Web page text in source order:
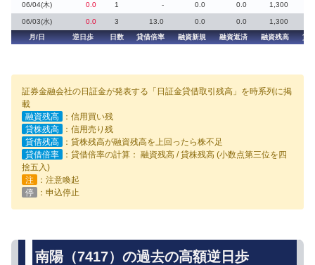
06/04(木) 0.0 1 - 0.0 0.0 1,300
06/03(水) 0.0 3 13.0 0.0 0.0
1,300
月/日
逆日歩 日数 貸借倍率 融資新規 融資返済 融資残高 貸
証券金融会社の日証金が発表する「日証金貸借取引残高」を時系列に掲
載
融資残高
：信用買い残
貸株残高
：信用売り残
貸借残高
：貸株残高が融資残高を上回ったら株不足
貸借倍率
：貸借倍率の計算： 融資残高 / 貸株残高 (小数点第三位を四
捨五入)
注
：注意喚起
停
：申込停止
南陽（7417）の過去の高額逆日歩